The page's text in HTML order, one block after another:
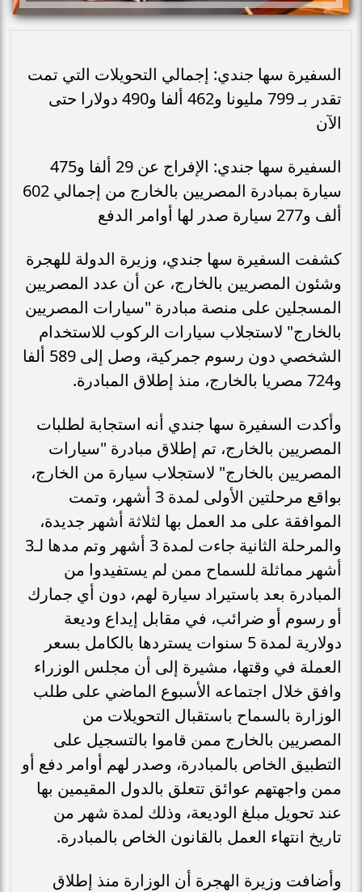
السفيرة سها جندي: إجمالي التحويلات التي تمت
تقدر بـ 799 مليونا و462 ألفا و490 دولارا حتى
الآن
السفيرة سها جندي: الإفراج عن 29 ألفا و475
سيارة بمبادرة المصريين بالخارج من إجمالي 602
ألف و277 سيارة صدر لها أوامر الدفع
كشفت السفيرة سها جندي، وزيرة الدولة للهجرة
وشئون المصريين بالخارج، عن أن عدد المصريين
المسجلين على منصة مبادرة "سيارات المصريين
بالخارج" لاستجلاب سيارات الركوب للاستخدام
الشخصي دون رسوم جمركية، وصل إلى 589 ألفا
و724 مصريا بالخارج، منذ إطلاق المبادرة.
وأكدت السفيرة سها جندي أنه استجابة لطلبات
المصريين بالخارج، تم إطلاق مبادرة "سيارات
المصريين بالخارج" لاستجلاب سيارة من الخارج،
بواقع مرحلتين الأولى لمدة 3 أشهر، وتمت
الموافقة على مد العمل بها لثلاثة أشهر جديدة،
والمرحلة الثانية جاءت لمدة 3 أشهر وتم مدها لـ3
أشهر مماثلة للسماح ممن لم يستفيدوا من
المبادرة بعد باستيراد سيارة لهم، دون أي جمارك
أو رسوم أو ضرائب، في مقابل إيداع وديعة
دولارية لمدة 5 سنوات يستردها بالكامل بسعر
العملة في وقتها، مشيرة إلى أن مجلس الوزراء
وافق خلال اجتماعه الأسبوع الماضي على طلب
الوزارة بالسماح باستقبال التحويلات من
المصريين بالخارج ممن قاموا بالتسجيل على
التطبيق الخاص بالمبادرة، وصدر لهم أوامر دفع أو
ممن واجهتهم عوائق تتعلق بالدول المقيمين بها
عند تحويل مبلغ الوديعة، وذلك لمدة شهر من
تاريخ انتهاء العمل بالقانون الخاص بالمبادرة.
وأضافت وزيرة الهجرة أن الوزارة منذ إطلاق